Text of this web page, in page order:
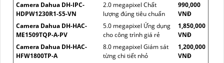
Camera Dahua DH-IPC-
HDPW1230R1-S5-VN
2.0 megapixel Chất
lượng đúng tiêu chuẩn
990,000
VNĐ
Camera Dahua DH-HAC-
ME1509TQP-A-PV
5.0 megapixel Ứng dụng
cho công trình giá rẻ
1,850,000
VNĐ
Camera Dahua DH-HAC-
HFW1800TP-A
8.0 megapixel Giám sát
từng chi tiết nhỏ
1,200,000
VNĐ